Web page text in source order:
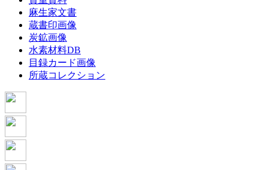
麻生家文書
蔵書印画像
炭鉱画像
水素材料DB
目録カード画像
所蔵コレクション